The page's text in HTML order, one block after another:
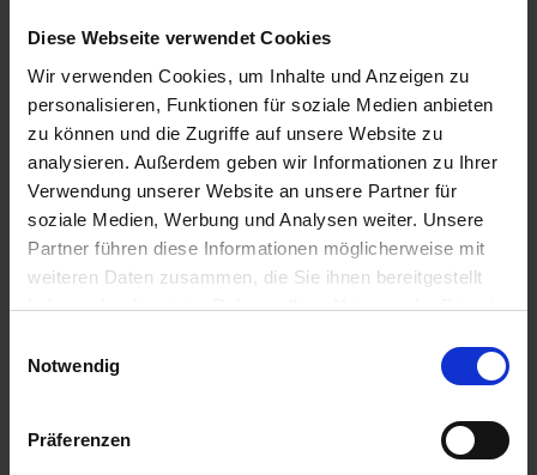
Diese Webseite verwendet Cookies
Wir verwenden Cookies, um Inhalte und Anzeigen zu
personalisieren, Funktionen für soziale Medien anbieten
zu können und die Zugriffe auf unsere Website zu
analysieren. Außerdem geben wir Informationen zu Ihrer
Verwendung unserer Website an unsere Partner für
soziale Medien, Werbung und Analysen weiter. Unsere
Partner führen diese Informationen möglicherweise mit
weiteren Daten zusammen, die Sie ihnen bereitgestellt
haben oder die sie im Rahmen Ihrer Nutzung der Dienste
Cookies, wenn Sie unsere Webseite weiterhin nutzen.
Notwendig
Präferenzen
59,00 €
zzgl. Versandkosten
Sofort versandfertig, Lieferzeit ca. 2-4 Werktage innerhalb
Deutschlands
In den Warenkorb
Merken Bewerten
Artikel Nr.: 46637651249.1
Beschreibung
R 850RT, R 1150RT. Dieser Artikel wir...